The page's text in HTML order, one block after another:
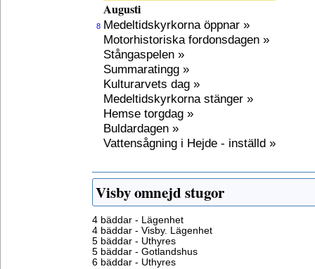
Augusti
8 Medeltidskyrkorna öppnar »
Motorhistoriska fordonsdagen »
Stångaspelen »
Summaratingg »
Kulturarvets dag »
Medeltidskyrkorna stänger »
Hemse torgdag »
Buldardagen »
Vattensågning i Hejde - inställd »
Visby omnejd stugor
4 bäddar - Lägenhet
4 bäddar - Visby. Lägenhet
5 bäddar - Uthyres
5 bäddar - Gotlandshus
6 bäddar - Uthyres